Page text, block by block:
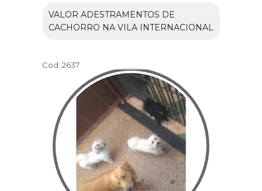
VALOR ADESTRAMENTOS DE
CACHORRO NA VILA INTERNACIONAL
Cod.:2637